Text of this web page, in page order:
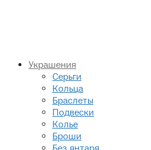
Украшения
Серьги
Кольца
Браслеты
Подвески
Колье
Броши